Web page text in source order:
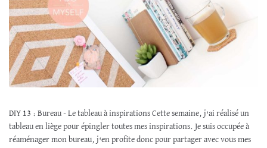
DIY 13 : Bureau - Le tableau à inspirations Cette semaine, j'ai réalisé un
tableau en liège pour épingler toutes mes inspirations. Je suis occupée à
réaménager mon bureau, j'en profite donc pour partager avec vous mes